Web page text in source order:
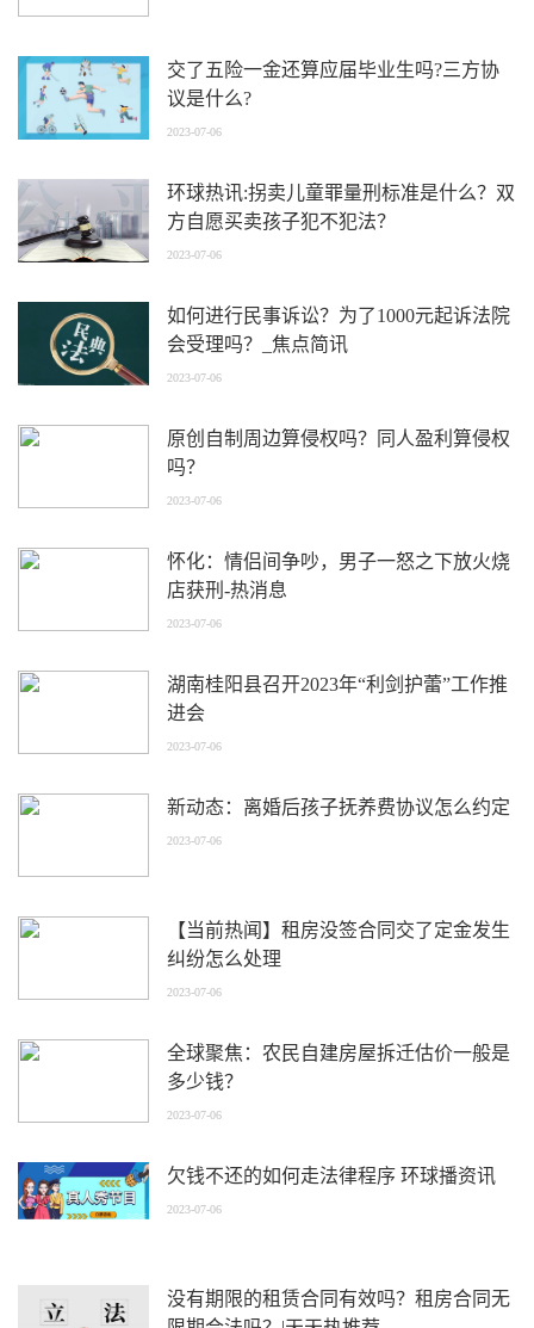
交了五险一金还算应届毕业生吗?三方协
议是什么?
2023-07-06
环球热讯:拐卖儿童罪量刑标准是什么？双
方自愿买卖孩子犯不犯法？
2023-07-06
如何进行民事诉讼？为了1000元起诉法院
会受理吗？_焦点简讯
2023-07-06
原创自制周边算侵权吗？同人盈利算侵权
吗？
2023-07-06
怀化：情侣间争吵，男子一怒之下放火烧
店获刑-热消息
2023-07-06
湖南桂阳县召开2023年“利剑护蕾”工作推
进会
2023-07-06
新动态：离婚后孩子抚养费协议怎么约定
2023-07-06
【当前热闻】租房没签合同交了定金发生
纠纷怎么处理
2023-07-06
全球聚焦：农民自建房屋拆迁估价一般是
多少钱？
2023-07-06
欠钱不还的如何走法律程序 环球播资讯
2023-07-06
没有期限的租赁合同有效吗？租房合同无